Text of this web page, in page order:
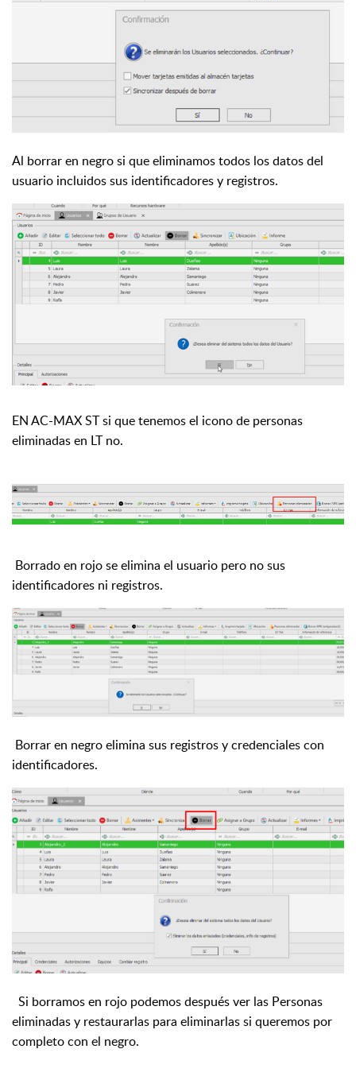
Al borrar en negro si que eliminamos todos los datos del
usuario incluidos sus identificadores y registros.
EN AC-MAX ST si que tenemos el icono de personas
eliminadas en LT no.
Borrado en rojo se elimina el usuario pero no sus
identificadores ni registros.
Borrar en negro elimina sus registros y credenciales con
identificadores.
Si borramos en rojo podemos después ver las Personas
eliminadas y restaurarlas para eliminarlas si queremos por
completo con el negro.